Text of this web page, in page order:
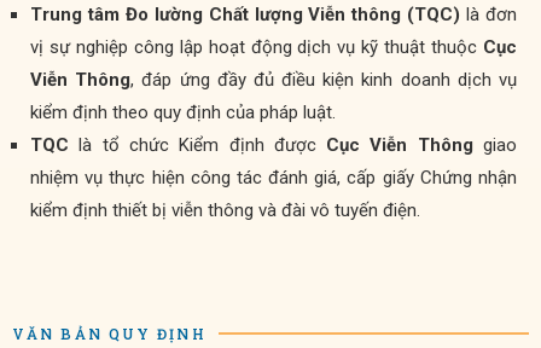
nghiệm
Văn
bản
Liên
Trung tâm Đo lường Chất lượng Viễn thông (TQC) là đơn
vị sự nghiệp công lập hoạt động dịch vụ kỹ thuật thuộc Cục
Viễn Thông, đáp ứng đầy đủ điều kiện kinh doanh dịch vụ
kiểm định theo quy định của pháp luật.
TQC là tổ chức Kiểm định được Cục Viễn Thông giao
nhiệm vụ thực hiện công tác đánh giá, cấp giấy Chứng nhận
kiểm định thiết bị viễn thông và đài vô tuyến điện.
VĂN BẢN QUY ĐỊNH